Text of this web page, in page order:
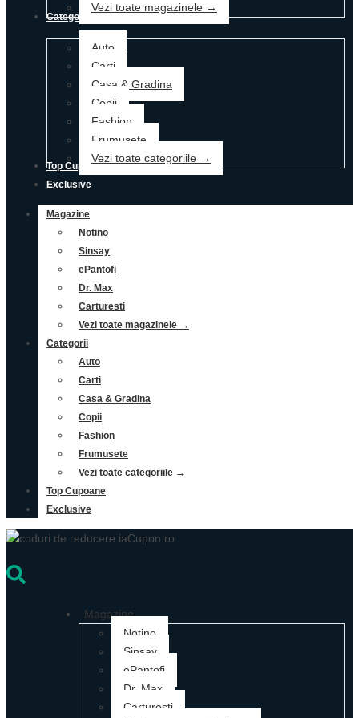
Vezi toate magazinele →
Categorii
Auto
Carti
Casa & Gradina
Copii
Fashion
Frumusete
Vezi toate categoriile →
Top Cupoane
Exclusive
Magazine
Notino
Sinsay
ePantofi
Dr. Max
Carturesti
Vezi toate magazinele →
Categorii
Auto
Carti
Casa & Gradina
Copii
Fashion
Frumusete
Vezi toate categoriile →
Top Cupoane
Exclusive
Magazine
Notino
Sinsay
ePantofi
Dr. Max
Carturesti